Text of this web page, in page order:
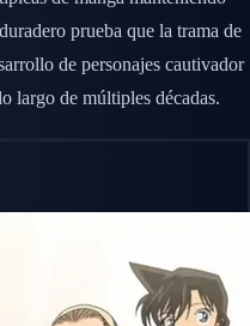
prueba que la trama de
de personajes cautivador
largo de múltiples décadas.